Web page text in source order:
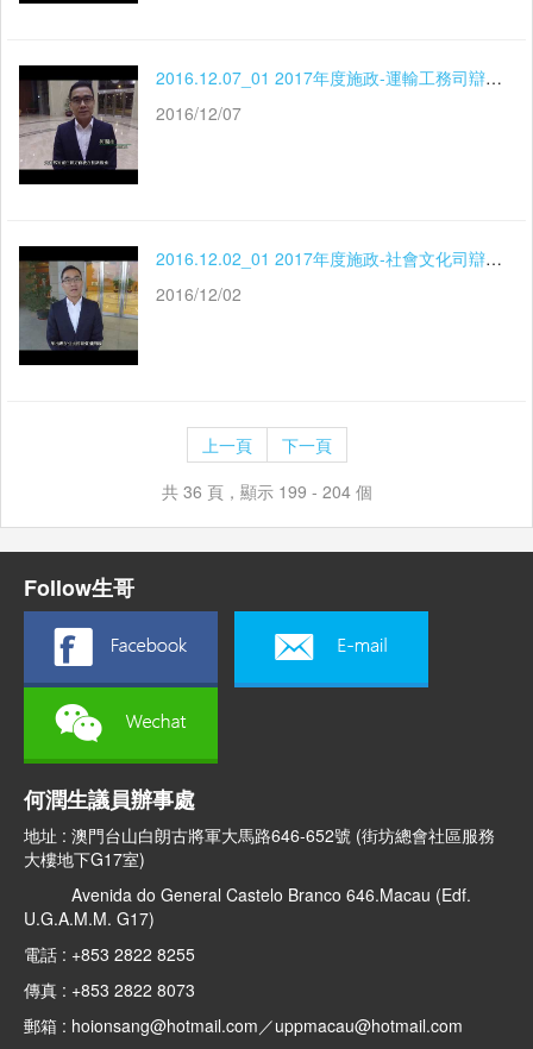
2016.12.07_01 2017年度施政-運輸工務司辯論-關注政府未來房屋政策
2016/12/07
2016.12.02_01 2017年度施政-社會文化司辯論-關注石排灣教育用地規劃
2016/12/02
上一頁
下一頁
共 36 頁，顯示 199 - 204 個
Follow生哥
何潤生議員辦事處
地址 : 澳門台山白朗古將軍大馬路646-652號 (街坊總會社區服務
大樓地下G17室)
Avenida do General Castelo Branco 646.Macau (Edf.
U.G.A.M.M. G17)
電話 : +853 2822 8255
傳真 : +853 2822 8073
郵箱 : hoionsang@hotmail.com／uppmacau@hotmail.com